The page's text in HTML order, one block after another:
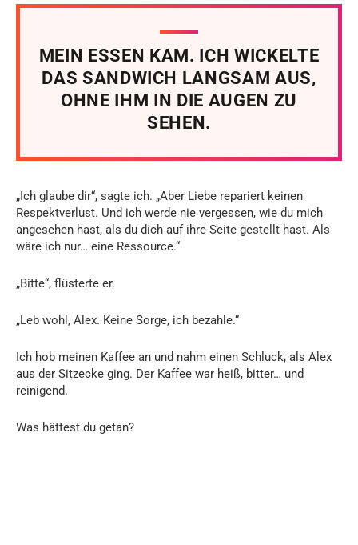
MEIN ESSEN KAM. ICH WICKELTE
DAS SANDWICH LANGSAM AUS,
OHNE IHM IN DIE AUGEN ZU
SEHEN.
„Ich glaube dir“, sagte ich. „Aber Liebe repariert keinen
Respektverlust. Und ich werde nie vergessen, wie du mich
angesehen hast, als du dich auf ihre Seite gestellt hast. Als
wäre ich nur… eine Ressource.“
„Bitte“, flüsterte er.
„Leb wohl, Alex. Keine Sorge, ich bezahle.“
Ich hob meinen Kaffee an und nahm einen Schluck, als Alex
aus der Sitzecke ging. Der Kaffee war heiß, bitter… und
reinigend.
Was hättest du getan?